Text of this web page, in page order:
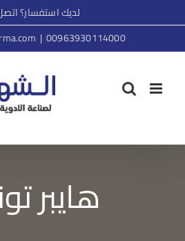
to
content
لديك استفسار؟
00963930114000
|
هايبر